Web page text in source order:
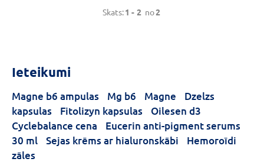
pērlītes izdala uzturvielas līdz
pat 8 stundām dienā.
Skats:1 - 2 no2
Ieteikumi
Magne b6 ampulas Mg b6 Magne
Dzelzs
kapsulas
Fitolizyn kapsulas
Oilesen d3
Cyclebalance cena
Eucerin anti-pigment serums
30 ml
Sejas krēms ar hialuronskābi
Hemoroīdi
zāles